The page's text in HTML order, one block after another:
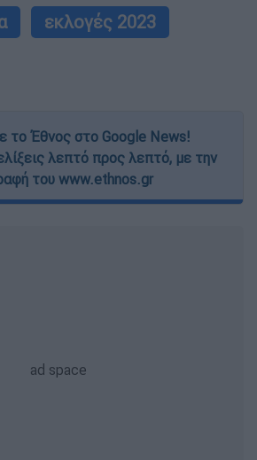
εκλογές 2023
το Έθνος στο Google News!
λεπτό προς λεπτό, με την
του www.ethnos.gr